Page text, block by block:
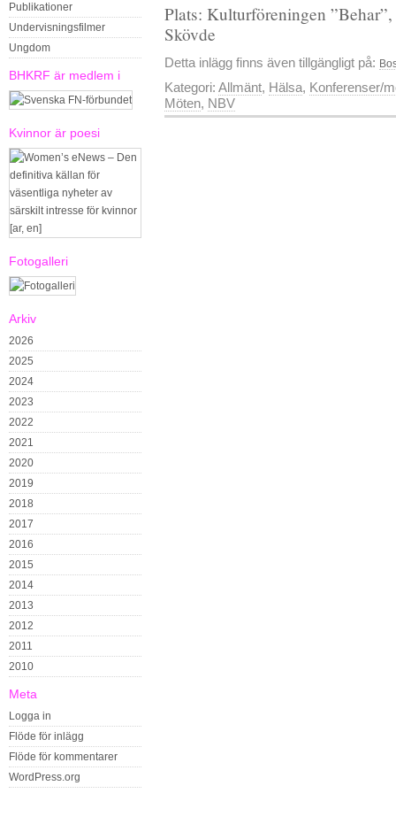
Publikationer
Undervisningsfilmer
Ungdom
BHKRF är medlem i
Kvinnor är poesi
Fotogalleri
Arkiv
2026
2025
2024
2023
2022
2021
2020
2019
2018
2017
2016
2015
2014
2013
2012
2011
2010
Meta
Logga in
Flöde för inlägg
Flöde för kommentarer
WordPress.org
Plats: Kulturföreningen
Skövde
Detta inlägg finns även tillgängligt på:
Kategori: Allmänt, Hälsa, Konferenser/
Möten, NBV